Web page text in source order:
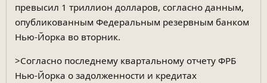
превысил 1 триллион долларов, согласно данным,
опубликованным Федеральным резервным банком
Нью-Йорка во вторник.
>Согласно последнему квартальному отчету ФРБ
Нью-Йорка о задолженности и кредитах